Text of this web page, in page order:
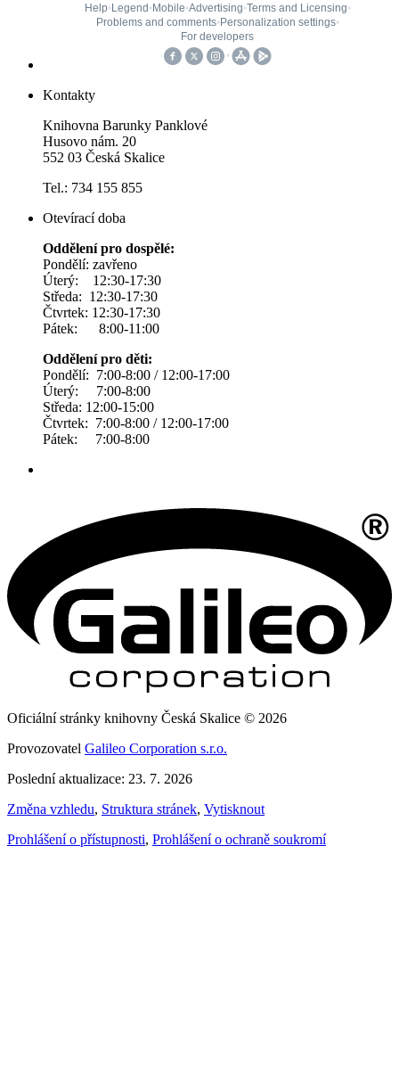
Kontakty
Knihovna Barunky Panklové
Husovo nám. 20
552 03 Česká Skalice
Tel.: 734 155 855
Otevírací doba
Oddělení pro dospělé:
Pondělí: zavřeno
Úterý: 12:30-17:30
Středa: 12:30-17:30
Čtvrtek: 12:30-17:30
Pátek: 8:00-11:00
Oddělení pro děti:
Pondělí: 7:00-8:00 / 12:00-17:00
Úterý: 7:00-8:00
Středa: 12:00-15:00
Čtvrtek: 7:00-8:00 / 12:00-17:00
Pátek: 7:00-8:00
Oficiální stránky knihovny Česká Skalice © 2026
Provozovatel Galileo Corporation s.r.o.
Poslední aktualizace: 23. 7. 2026
Změna vzhledu, Struktura stránek, Vytisknout
Prohlášení o přístupnosti, Prohlášení o ochraně soukromí